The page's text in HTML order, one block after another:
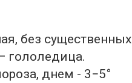
без существенных
гололедица.
днем ​​- 3−5°